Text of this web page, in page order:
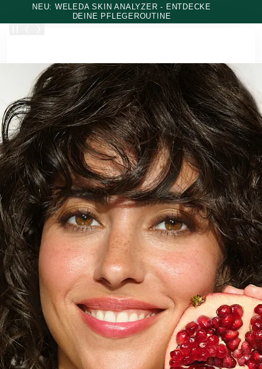
Zum Hauptinhalt wechseln
NEU: WELEDA SKIN ANALYZER - ENTDECKE
DEINE PFLEGEROUTINE
Weleda Online Shop - Natural Science for you